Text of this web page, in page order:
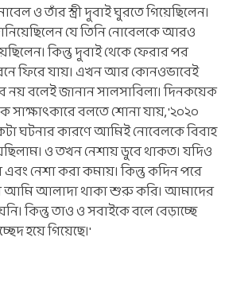
ও তাঁর স্ত্রী দুবাই ঘুরতে গিয়েছিলেন।
যে তিনি নোবেলকে আরও
কিন্তু দুবাই থেকে ফেরার পর
ফিরে যায়। এখন আর কোনওভাবেই
নয় বলেই জানান সালসাবিলা। দিনকয়েক
সাক্ষাৎকারে বলতে শোনা যায়, '২০২০
ঘটনার কারণে আমিই নোবেলকে বিবাহ
ও তখন নেশায় ডুবে থাকত। যদিও
নেশা করা কমায়। কিন্তু কদিন পরে
আলাদা থাকা শুরু করি। আমাদের
কিন্তু তাও ও সবাইকে বলে বেড়াচ্ছে
হয়ে গিয়েছে।'